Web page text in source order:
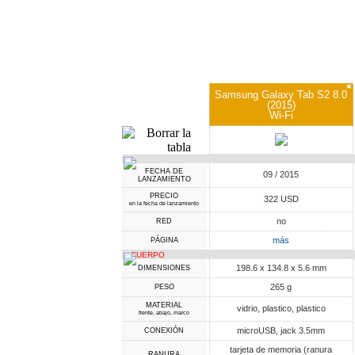
✖
Samsung Galaxy Tab S2 8.0
(2015)
Wi-Fi
FECHA DE
LANZAMIENTO
09 / 2015
PRECIO
en la fecha de lanzamiento 322 USD
RED no
PÁGINA más
CUERPO
DIMENSIONES 198.6 x 134.8 x 5.6 mm
PESO 265 g
MATERIAL
frente, abajo, marco vidrio, plastico, plastico
CONEXIÓN microUSB, jack 3.5mm
tarjeta de memoria (ranura